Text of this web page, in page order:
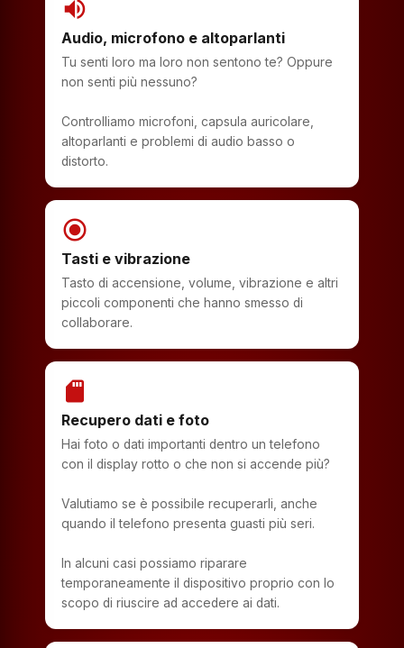
volume_up
Audio, microfono e altoparlanti
Tu senti loro ma loro non sentono te? Oppure
non senti più nessuno?
Controlliamo microfoni, capsula auricolare,
altoparlanti e problemi di audio basso o
distorto.
radio_button_checked
Tasti e vibrazione
Tasto di accensione, volume, vibrazione e altri
piccoli componenti che hanno smesso di
collaborare.
sd_storage
Recupero dati e foto
Hai foto o dati importanti dentro un telefono
con il display rotto o che non si accende più?
Valutiamo se è possibile recuperarli, anche
quando il telefono presenta guasti più seri.
In alcuni casi possiamo riparare
temporaneamente il dispositivo proprio con lo
scopo di riuscire ad accedere ai dati.